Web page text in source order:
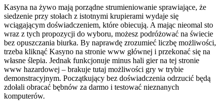
Kasyna na żywo mają porządne strumieniowanie sprawiające, że
siedzenie przy stołach z istotnymi krupierami wydaje się
wciągającym doświadczeniem, które obiecują. A mając nieomal sto
wraz z tych propozycji do wyboru, możesz podróżować na świecie
bez opuszczania biurka. By naprawdę zrozumieć liczbę możliwości,
trzeba kliknąć Kasyno na stronie www głównej i przekonać się na
własne ślepia. Jednak funkcjonuje minus hali gier na tej stronie
www hazardowej – brakuje tutaj możliwości gry w trybie
demonstracyjnym. Początkujący bez doświadczenia odrzucić będą
zdołali obracać bębnów za darmo i testować nieznanych
komputerów.